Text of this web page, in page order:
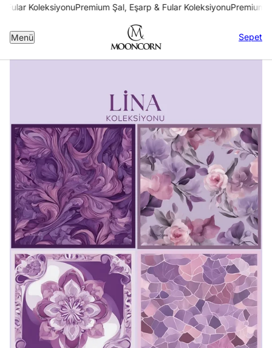
Fular KoleksiyonuPremium Şal, Eşarp & Fular KoleksiyonuPremium
Menü Sepet